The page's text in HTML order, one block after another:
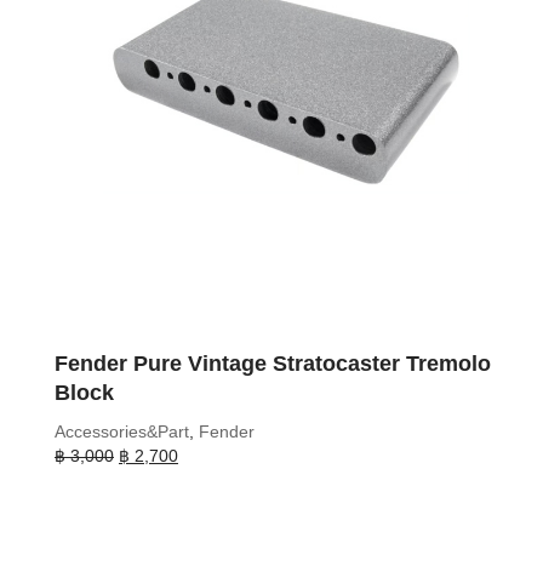
Fender Pure Vintage Stratocaster Tremolo
Block
Accessories&Part, Fender
฿3,000 Original
฿ 2,700Current